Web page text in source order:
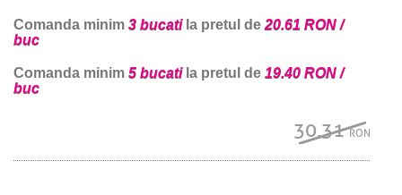
Comanda minim 3 bucatila pretul de 20.61 RON /
buc
Comanda minim 5 bucatila pretul de 19.40 RON /
buc
30.31RON